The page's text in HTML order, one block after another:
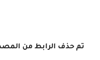
تم حذف الرابط من